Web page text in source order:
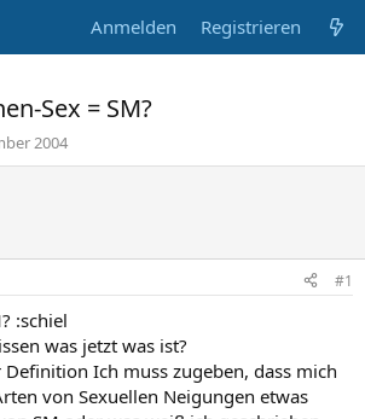
Anmelden Registrieren
Sex = SM?
2004
#1
:schiel
was jetzt was ist?
Definition Ich muss zugeben, dass mich
von Sexuellen Neigungen etwas